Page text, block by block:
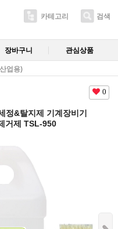
카테고리 검색
장바구니 관심상품
업용)
0
정&탈지제 기계장비기
거제 TSL-950